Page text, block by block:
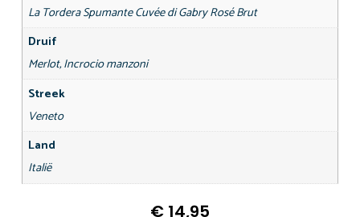
La Tordera Spumante Cuvée di Gabry Rosé Brut
Druif
Merlot, Incrocio manzoni
Streek
Veneto
Land
Italië
€ 14,95